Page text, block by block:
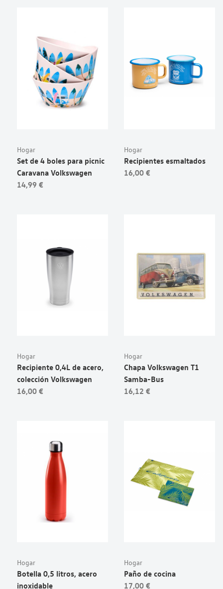
Hogar
Set de 4 boles para picnic
Caravana Volkswagen
14,99 €
Hogar
Recipientes esmaltados
16,00 €
Hogar
Recipiente 0,4L de acero,
colección Volkswagen
16,00 €
Hogar
Chapa Volkswagen T1
Samba-Bus
16,12 €
Hogar
Botella 0,5 litros, acero
inoxidable
Hogar
Paño de cocina
17,00 €